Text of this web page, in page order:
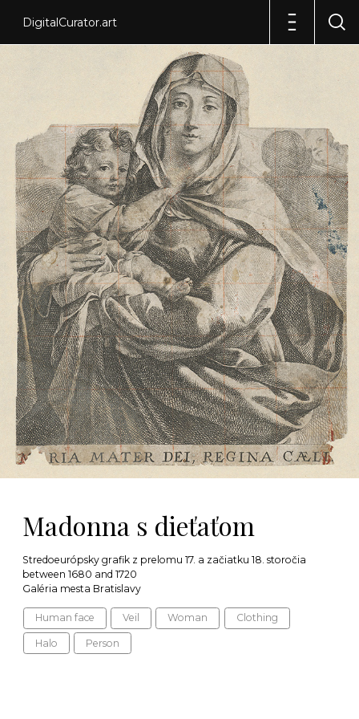
DigitalCurator.art
Madonna s dieťaťom
Stredoeurópsky grafik z prelomu 17. a začiatku 18. storočia
between 1680 and 1720
Galéria mesta Bratislavy
Human face Veil Woman Clothing
Halo Person